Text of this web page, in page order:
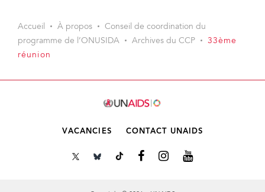
Accueil À propos
Conseil de coordination du
programme de l’ONUSIDA
Archives du CCP
33ème
réunion
VACANCIES CONTACT UNAIDS